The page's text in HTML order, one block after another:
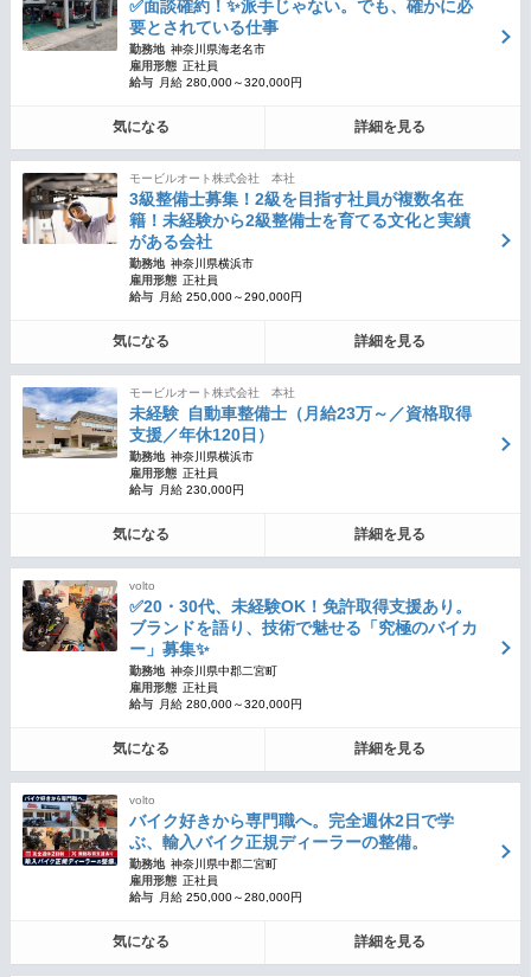
✅面談確約！✨派手じゃない。でも、確かに必
要とされている仕事
勤務地 神奈川県海老名市
雇用形態 正社員
給与
月給 280,000～320,000円
気になる 詳細を見る
モービルオート株式会社 本社
3級整備士募集！2級を目指す社員が複数名在
籍！未経験から2級整備士を育てる文化と実績
がある会社
勤務地 神奈川県横浜市
雇用形態 正社員
給与
月給 250,000～290,000円
気になる 詳細を見る
モービルオート株式会社 本社
未経験 自動車整備士（月給23万～／資格取得
支援／年休120日）
勤務地 神奈川県横浜市
雇用形態 正社員
給与
月給 230,000円
気になる 詳細を見る
volto
✅20・30代、未経験OK！免許取得支援あり。
ブランドを語り、技術で魅せる「究極のバイカ
ー」募集✨
勤務地 神奈川県中郡二宮町
雇用形態 正社員
給与
月給 280,000～320,000円
気になる 詳細を見る
volto
バイク好きから専門職へ。完全週休2日で学
ぶ、輸入バイク正規ディーラーの整備。
勤務地 神奈川県中郡二宮町
雇用形態 正社員
給与
月給 250,000～280,000円
気になる 詳細を見る